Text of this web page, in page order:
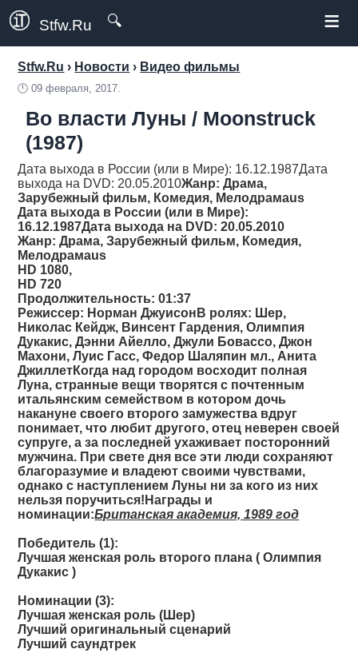
Stfw.Ru 🔍 ≡
Stfw.Ru › Новости › Видео фильмы
🕛09 февраля, 2017.
Во власти Луны / Moonstruck
(1987)
Дата выхода в России (или в Мире): 16.12.1987Дата
выхода на DVD: 20.05.2010Жанр: Драма,
Зарубежный фильм, Комедия, Мелодрамаus
Дата выхода в России (или в Мире):
16.12.1987Дата выхода на DVD: 20.05.2010
Жанр: Драма, Зарубежный фильм, Комедия,
Мелодрамаus
HD 1080,
HD 720
Продолжительность: 01:37
Режиссер: Норман ДжуисонВ ролях: Шер,
Николас Кейдж, Винсент Гардения, Олимпия
Дукакис, Дэнни Айелло, Джули Бовассо, Джон
Махони, Луис Гасс, Федор Шаляпин мл., Анита
ДжиллетКогда над городом восходит полная
Луна, странные вещи творятся с почтенным
итальянским семейством в котором дочь
накануне своего второго замужества вдруг
понимает, что любит другого, отец неверен своей
супруге, а за последней ухаживает посторонний
мужчина. При свете дня все эти люди сохраняют
благоразумие и владеют своими чувствами,
однако с наступлением Луны ни за кого из них
нельзя поручиться!Награды и
номинации:Британская академия, 1989 год
Победитель (1):
Лучшая женская роль второго плана ( Олимпия
Дукакис )
Номинации (3):
Лучшая женская роль (Шер)
Лучший оригинальный сценарий
Лучший саундтрек